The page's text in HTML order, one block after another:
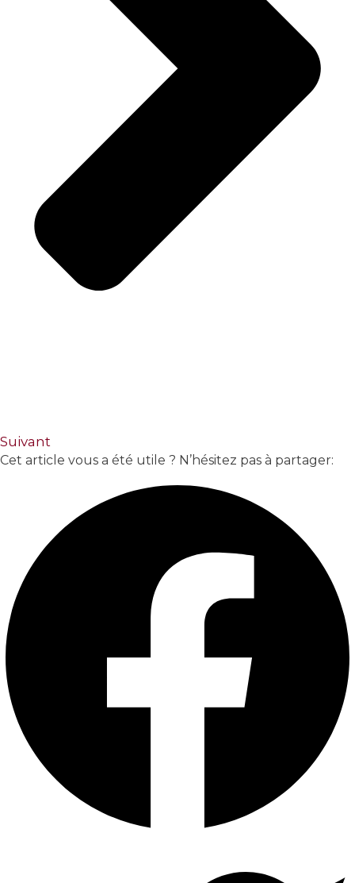
Suivant
Cet article vous a été utile ? N’hésitez pas à partager: